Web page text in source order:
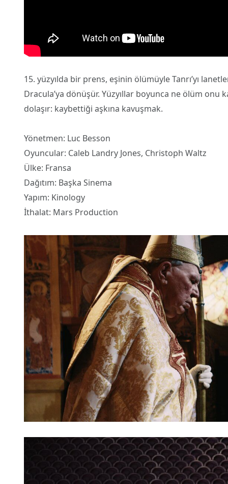
15.⁠ ⁠yüzyılda bir prens, eşinin ölümüyle Tanrı’yı
Dracula’ya dönüşür. Yüzyıllar boyunca ne ölüm onu
dolaşır: kaybettiği aşkına kavuşmak.
Yönetmen: Luc Besson
Oyuncular: Caleb Landry Jones, Christoph Waltz
Ülke: Fransa
Dağıtım: Başka Sinema
Yapım: Kinology
İthalat: Mars Production